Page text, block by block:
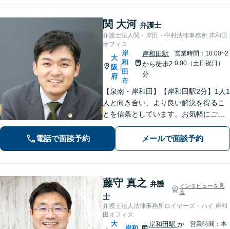
関 大河 弁護士
弁護士法人関・岸田・中村法律事務所 岸和田
オフィス
大
阪
府
岸
和
田
市
岸和田駅
から徒歩2
分
営業時間：10:00~2
0:00（土日祝日）
【泉南・岸和田】【岸和田駅2分】1人1
人と向き合い、より良い解決を得るこ
とを信条としています。お気軽にご相
談下さい。
電話で面談予約 メールで面談予約
藤守 真之 弁護
士
インタビューを見
る
弁護士法人法律事務所ロイヤーズ・ハイ 岸和
田オフィス
大
岸和田駅か
営業時間：本